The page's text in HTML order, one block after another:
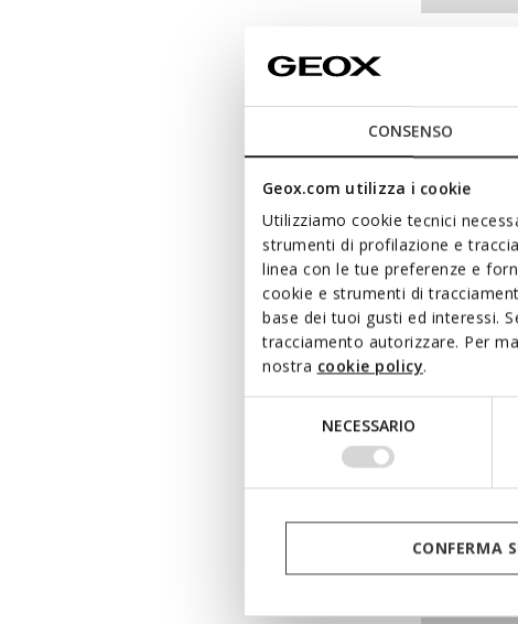
CONSENSO
Geox.com utilizza i cookie
Utilizziamo cookie tecnici
strumenti di profilazione e
linea con le tue preferenze e
cookie e strumenti di
base dei tuoi gusti ed interessi.
tracciamento autorizzare. Per
nostra cookie policy.
NECESSARIO
CONFERMA
Slip in